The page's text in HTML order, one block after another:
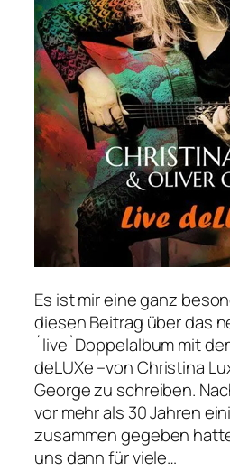
Es ist mir eine ganz
diesen Beitrag über das
´live`Doppelalbum mit
deLUXe –von Christina
George zu schreiben.
vor mehr als 30 Jahren
zusammen gegeben
uns dann für viele…